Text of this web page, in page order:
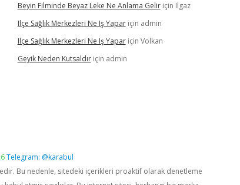
Beyin Filminde Beyaz Leke Ne Anlama Geliriçin Ilgaz
Ilçe Sağlık Merkezleri Ne Iş Yapariçin admin
Ilçe Sağlık Merkezleri Ne Iş Yapariçin Volkan
Geyik Neden Kutsaldıriçin admin
Telegram: @karabul
Bu nedenle, sitedeki içerikleri proaktif olarak denetleme